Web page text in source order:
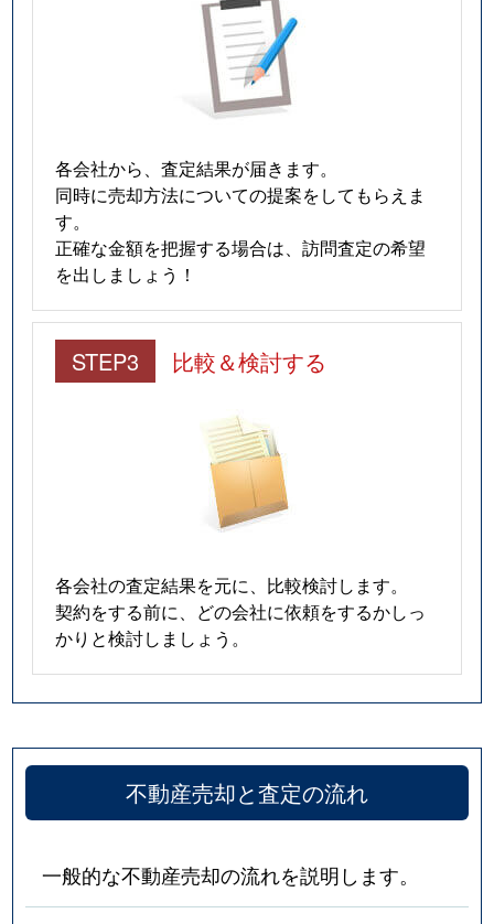
各会社から、査定結果が届きます。
同時に売却方法についての提案をしてもらえま
す。
正確な金額を把握する場合は、訪問査定の希望
を出しましょう！
STEP3 比較＆検討する
各会社の査定結果を元に、比較検討します。
契約をする前に、どの会社に依頼をするかしっ
かりと検討しましょう。
不動産売却と査定の流れ
一般的な不動産売却の流れを説明します。